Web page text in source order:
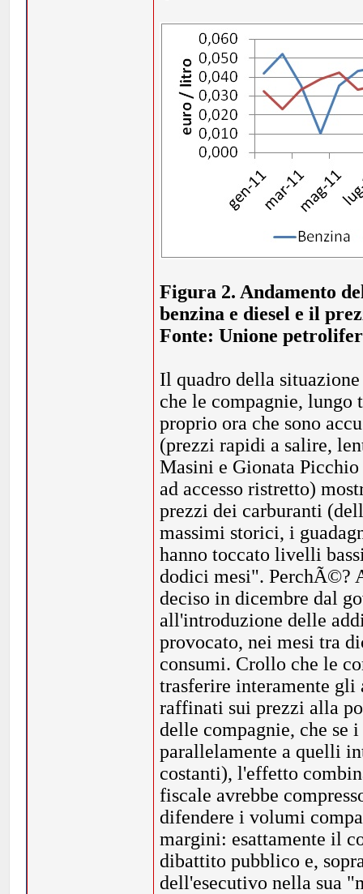
Figura 2. Andamento
benzina e diesel e il
Fonte: Unione
Il quadro della situazione
che le compagnie,
proprio ora che sono
(prezzi rapidi a salire,
Masini e Gionata
ad accesso ristretto)
prezzi dei carburanti
massimi storici, i
hanno toccato livelli
dodici mesi". PerchÃ©?
deciso in dicembre dal
all'introduzione delle
provocato, nei mesi tra
consumi. Crollo che le
trasferire interamente
raffinati sui prezzi alla
delle compagnie, che se
parallelamente a quelli
costanti), l'effetto
fiscale avrebbe
difendere i volumi
margini: esattamente il
dibattito pubblico e,
dell'esecutivo nella sua